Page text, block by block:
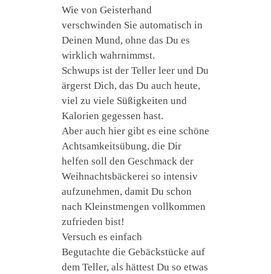
Wie von Geisterhand
verschwinden Sie automatisch in
Deinen Mund, ohne das Du es
wirklich wahrnimmst.
Schwups ist der Teller leer und Du
ärgerst Dich, das Du auch heute,
viel zu viele Süßigkeiten und
Kalorien gegessen hast.
Aber auch hier gibt es eine schöne
Achtsamkeitsübung, die Dir
helfen soll den Geschmack der
Weihnachtsbäckerei so intensiv
aufzunehmen, damit Du schon
nach Kleinstmengen vollkommen
zufrieden bist!
Versuch es einfach
Begutachte die Gebäckstücke auf
dem Teller, als hättest Du so etwas